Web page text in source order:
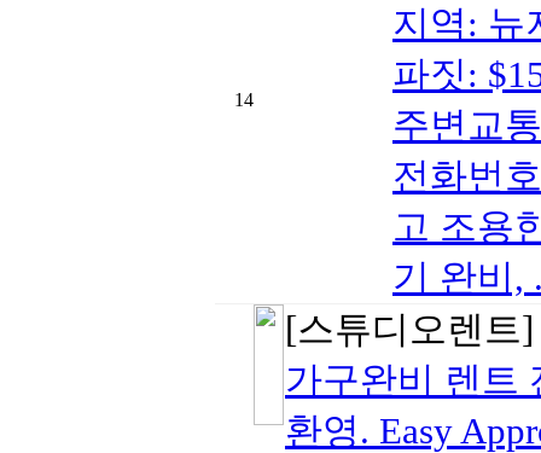
14
지역: 뉴
파짓:
주변교
전화번
고 조용
기 완비,
[스튜디오렌트
가구완비 렌트
환영. Easy